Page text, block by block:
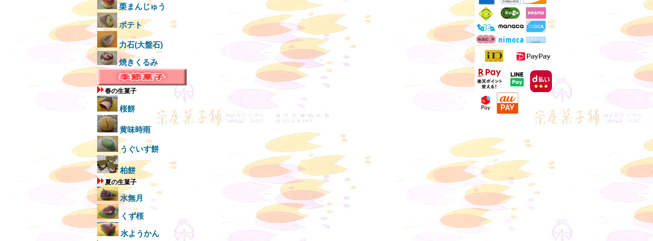
栗まんじゅう
ポテト
力石(大盤石)
焼きくるみ
春の生菓子
桜餅
黄味時雨
うぐいす餅
柏餅
夏の生菓子
水無月
くず桜
水ようかん